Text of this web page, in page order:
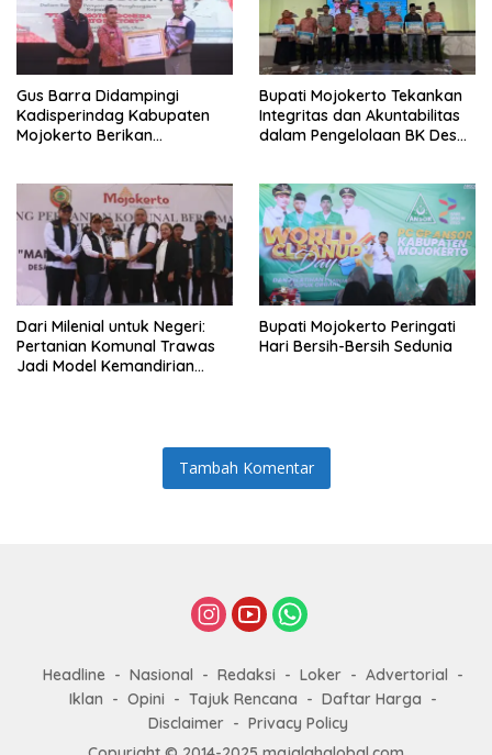
Gus Barra Didampingi
Kadisperindag Kabupaten
Mojokerto Berikan
Bupati Mojokerto Tekankan
Integritas dan Akuntabilitas
dalam Pengelolaan BK Desa
Dari Milenial untuk Negeri:
Pertanian Komunal Trawas
Jadi Model Kemandirian
Bupati Mojokerto Peringati
Hari Bersih-Bersih Sedunia
Tambah Komentar
Headline Nasional Redaksi Loker
Advertorial
Iklan
Opini Tajuk Rencana
Daftar Harga
Disclaimer
Privacy Policy